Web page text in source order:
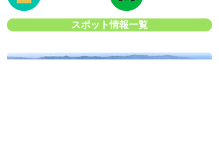
スポット情報一覧